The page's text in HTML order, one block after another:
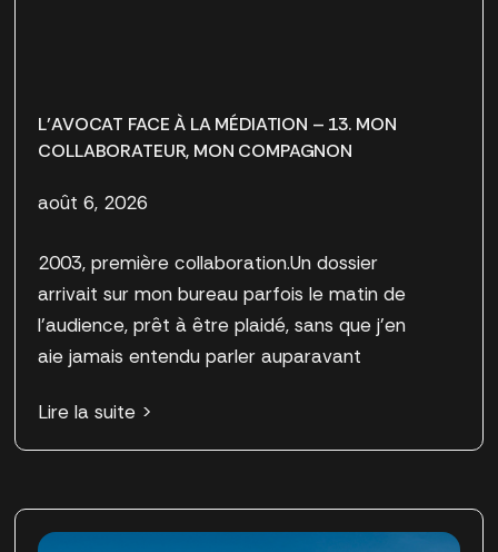
L’AVOCAT FACE À LA MÉDIATION – 13. MON
COLLABORATEUR, MON COMPAGNON
août 6, 2026
2003, première collaboration.Un dossier
arrivait sur mon bureau parfois le matin de
l’audience, prêt à être plaidé, sans que j’en
aie jamais entendu parler auparavant
Lire la suite >